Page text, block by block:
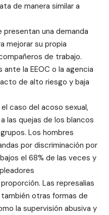
de manera similar a
presentan una demanda
mejorar su propia
de trabajo.
la EEOC o la agencia
de alto riesgo y baja
caso del acoso sexual,
las quejas de los blancos
Los hombres
por discriminación por
el 68% de las veces y
Las represalias
otras formas de
la supervisión abusiva y